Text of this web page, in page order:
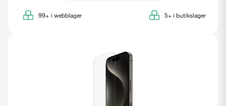
99+ i webblager 5+ i butikslager